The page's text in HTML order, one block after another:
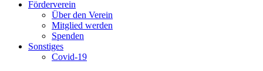
Förderverein
Über den Verein
Mitglied werden
Spenden
Sonstiges
Covid-19